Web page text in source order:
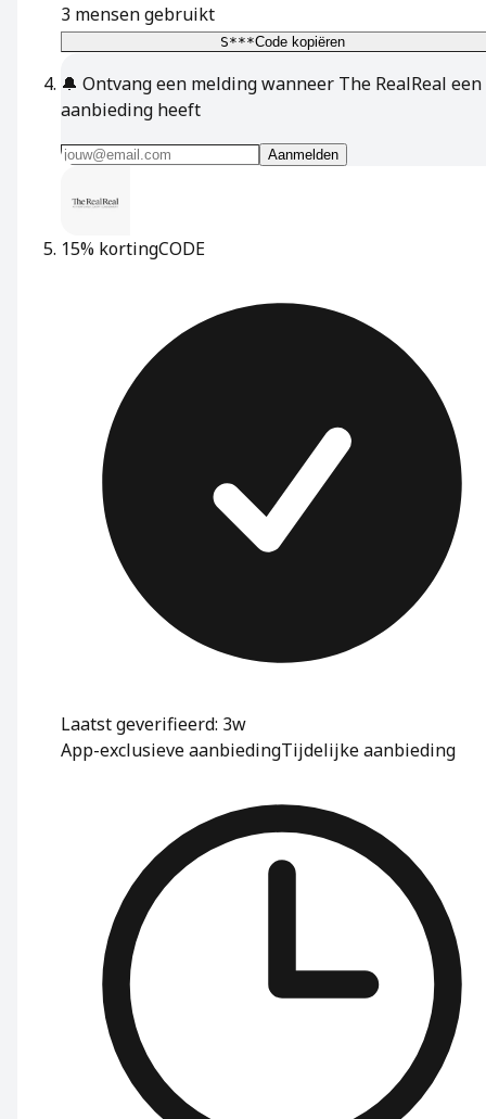
3 mensen gebruikt
S***Code kopiëren
🔔 Ontvang een melding wanneer The RealReal een
aanbieding heeft
Aanmelden
15% kortingCODE
Laatst geverifieerd: 3w
App-exclusieve aanbiedingTijdelijke aanbieding